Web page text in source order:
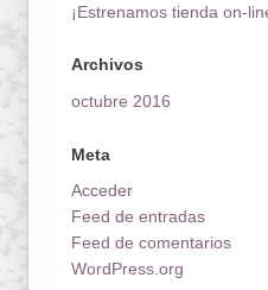
¡Estrenamos tienda on-
Archivos
octubre 2016
Meta
Acceder
Feed de entradas
Feed de comentarios
WordPress.org